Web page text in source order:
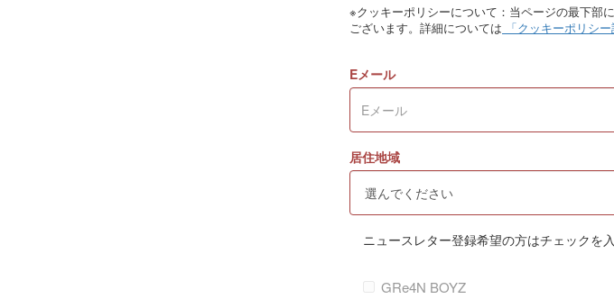
※クッキーポリシーについて：当ページの最下部
ございます。詳細については 「クッキーポリシー
Eメール
居住地域
ニュースレター登録希望の方はチェックを
GRe4N BOYZ